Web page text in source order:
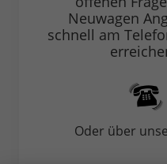
Neuwagen
schnell am
Oder über